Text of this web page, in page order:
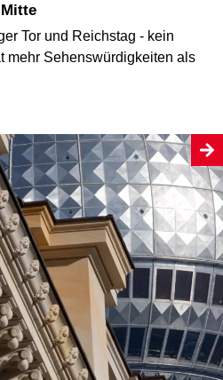
Mitte
Tor und Reichstag - kein
mehr Sehenswürdigkeiten als